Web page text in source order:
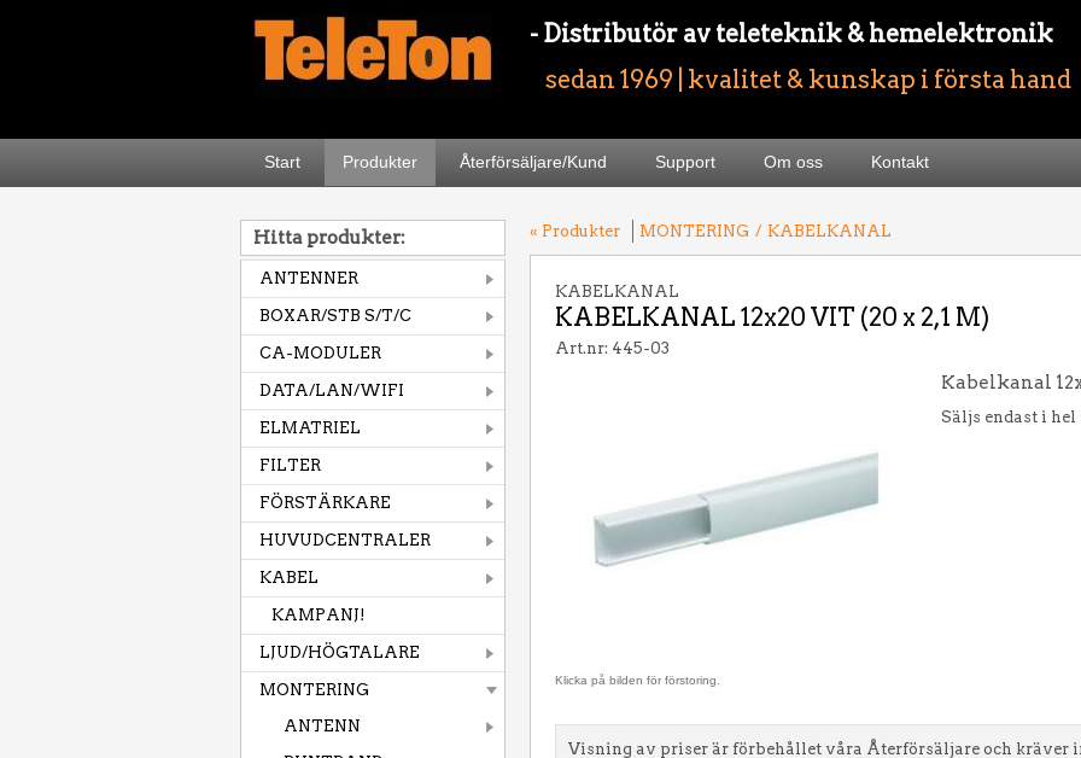
- Distributör av teleteknik & hemelektronik
sedan 1969 | kvalitet & kunskap i första hand
Start Produkter Återförsäljare/Kund Support Om oss Kontakt
Hitta produkter:
ANTENNER
BOXAR/STB S/T/C
CA-MODULER
DATA/LAN/WIFI
ELMATRIEL
FILTER
FÖRSTÄRKARE
HUVUDCENTRALER
KABEL
KAMPANJ!
LJUD/HÖGTALARE
MONTERING
ANTENN
« Produkter MONTERING / KABELKANAL
KABELKANAL
KABELKANAL 12x20 VIT (20 x 2,1 M)
Art.nr: 445-03
Klicka på bilden för förstoring.
Kabelkanal
Säljs endast i
Visning av priser är förbehållet våra Återförsäljare och kräver